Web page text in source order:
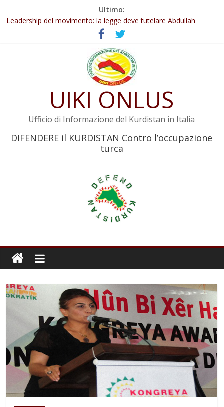
Ultimo:
Abdullah Öcalan: Le legge negativa deve essere trasformata in
legge positiva
Leadership del movimento: la legge deve tutelare Abdullah
Öcalan e l’intero movimento
Commissione donne del KNK: Şengal è di nuovo sotto minaccia
Non tenere conto della situazione di Rêber Apo ostacolerebbe
Il KNK chiede un’azione internazionale contro i crimini di guerra
UIKI ONLUS
Ufficio di Informazione del Kurdistan in Italia
DIFENDERE il KURDISTAN Contro l’occupazione
turca